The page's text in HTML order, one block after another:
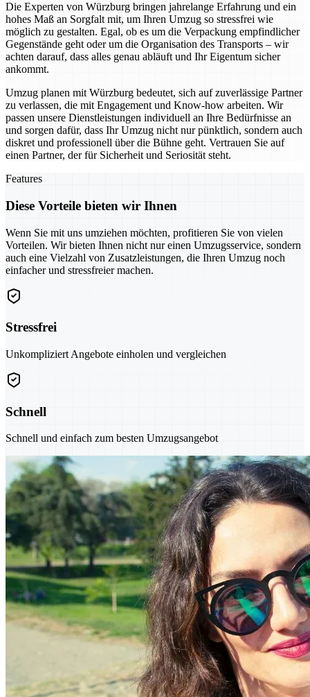
Die Experten von Würzburg bringen jahrelange Erfahrung und ein
hohes Maß an Sorgfalt mit, um Ihren Umzug so stressfrei wie
möglich zu gestalten. Egal, ob es um die Verpackung empfindlicher
Gegenstände geht oder um die Organisation des Transports – wir
achten darauf, dass alles genau abläuft und Ihr Eigentum sicher
ankommt.
Umzug planen mit Würzburg bedeutet, sich auf zuverlässige Partner
zu verlassen, die mit Engagement und Know-how arbeiten. Wir
passen unsere Dienstleistungen individuell an Ihre Bedürfnisse an
und sorgen dafür, dass Ihr Umzug nicht nur pünktlich, sondern auch
diskret und professionell über die Bühne geht. Vertrauen Sie auf
einen Partner, der für Sicherheit und Seriosität steht.
Features
Diese Vorteile bieten wir Ihnen
Wenn Sie mit uns umziehen möchten, profitieren Sie von vielen
Vorteilen. Wir bieten Ihnen nicht nur einen Umzugsservice, sondern
auch eine Vielzahl von Zusatzleistungen, die Ihren Umzug noch
einfacher und stressfreier machen.
Stressfrei
Unkompliziert Angebote einholen und vergleichen
Schnell
Schnell und einfach zum besten Umzugsangebot